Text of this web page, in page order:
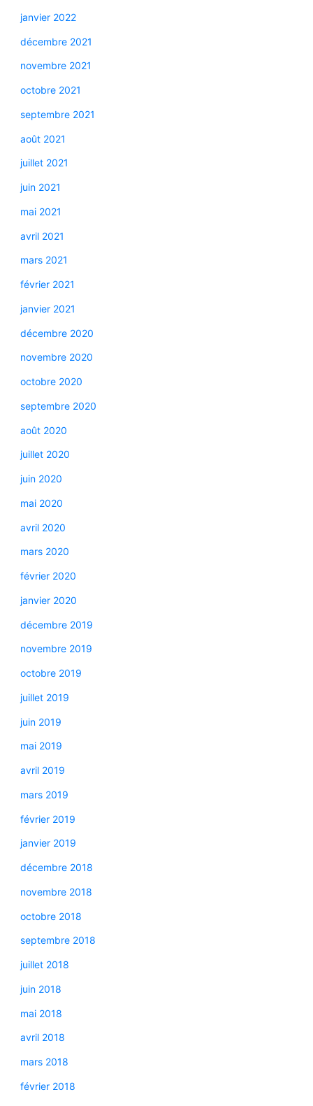
janvier 2022
décembre 2021
novembre 2021
octobre 2021
septembre 2021
août 2021
juillet 2021
juin 2021
mai 2021
avril 2021
mars 2021
février 2021
janvier 2021
décembre 2020
novembre 2020
octobre 2020
septembre 2020
août 2020
juillet 2020
juin 2020
mai 2020
avril 2020
mars 2020
février 2020
janvier 2020
décembre 2019
novembre 2019
octobre 2019
juillet 2019
juin 2019
mai 2019
avril 2019
mars 2019
février 2019
janvier 2019
décembre 2018
novembre 2018
octobre 2018
septembre 2018
juillet 2018
juin 2018
mai 2018
avril 2018
mars 2018
février 2018